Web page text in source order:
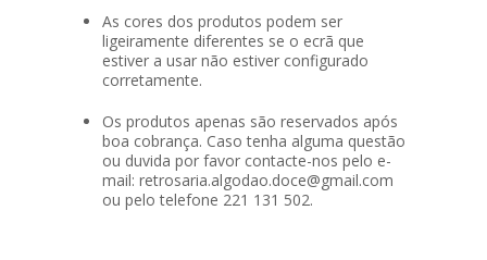
As cores dos produtos podem ser
ligeiramente diferentes se o ecrã que
estiver a usar não estiver configurado
corretamente.
Os produtos apenas são reservados após
boa cobrança. Caso tenha alguma questão
ou duvida por favor contacte-nos pelo e-
mail: retrosaria.algodao.doce@gmail.com
ou pelo telefone 221 131 502.